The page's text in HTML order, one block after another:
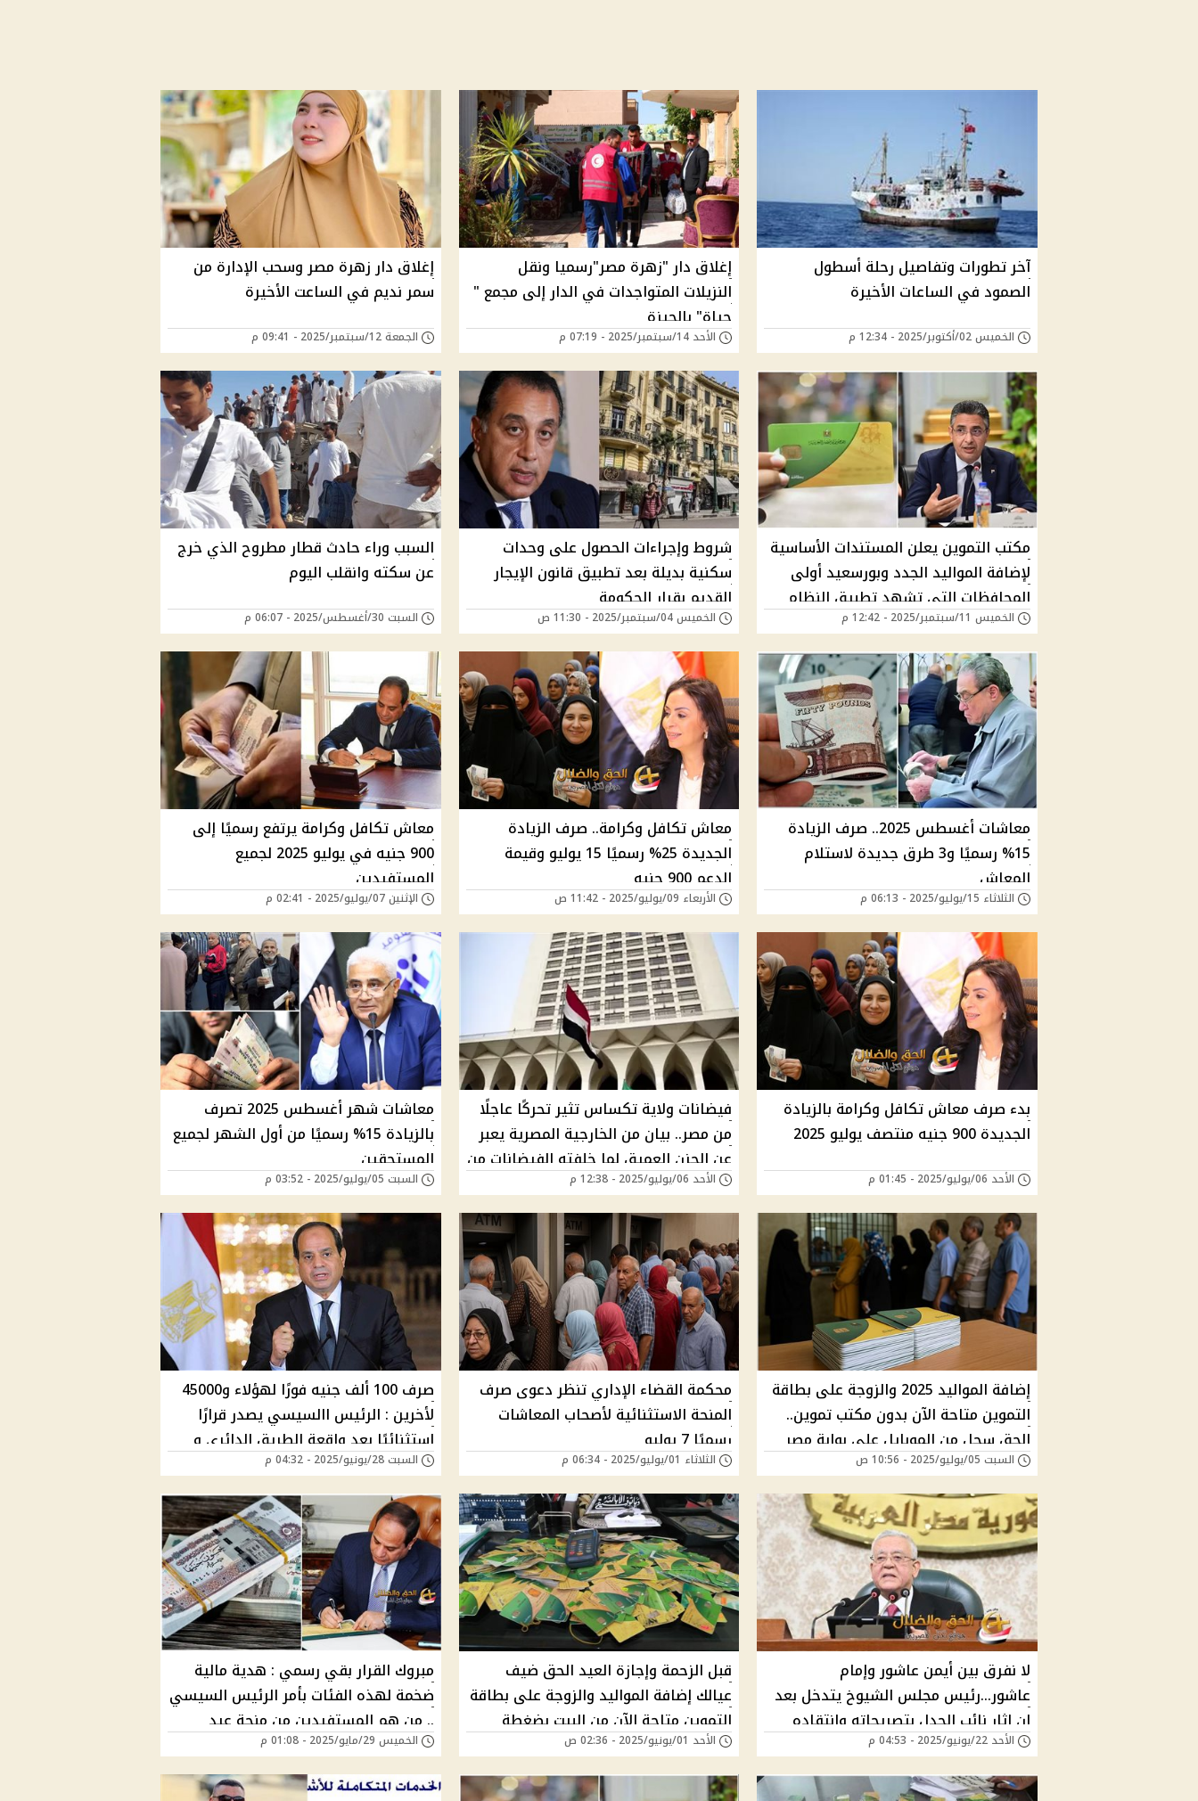
آخر تطورات وتفاصيل رحلة أسطول
الصمود في الساعات الأخيرة
الخميس 02/أكتوبر/2025 - 12:34 م
إغلاق دار "زهرة مصر"رسميا ونقل
النزيلات المتواجدات في الدار إلى مجمع "
حياة" بالجيزة
الأحد 14/سبتمبر/2025 - 07:19 م
إغلاق دار زهرة مصر وسحب الإدارة من
سمر نديم في الساعت الأخيرة
الجمعة 12/سبتمبر/2025 - 09:41 م
مكتب التموين يعلن المستندات الأساسية
لإضافة المواليد الجدد وبورسعيد أولى
المحافظات التي تشهد تطبيق النظام
الجديد
الخميس 11/سبتمبر/2025 - 12:42 م
شروط وإجراءات الحصول على وحدات
سكنية بديلة بعد تطبيق قانون الإيجار
القديم بقرار الحكومة
الخميس 04/سبتمبر/2025 - 11:30 ص
السبب وراء حادث قطار مطروح الذي خرج
عن سكته وانقلب اليوم
السبت 30/أغسطس/2025 - 06:07 م
معاشات أغسطس 2025.. صرف الزيادة
15% رسميًا و3 طرق جديدة لاستلام
المعاش
الثلاثاء 15/يوليو/2025 - 06:13 م
معاش تكافل وكرامة.. صرف الزيادة
الجديدة 25% رسميًا 15 يوليو وقيمة
الدعم 900 جنيه
الأربعاء 09/يوليو/2025 - 11:42 ص
معاش تكافل وكرامة يرتفع رسميًا إلى
900 جنيه في يوليو 2025 لجميع
المستفيدين
الإثنين 07/يوليو/2025 - 02:41 م
بدء صرف معاش تكافل وكرامة بالزيادة
الجديدة 900 جنيه منتصف يوليو 2025
الأحد 06/يوليو/2025 - 01:45 م
فيضانات ولاية تكساس تثير تحركًا عاجلًا
من مصر.. بيان من الخارجية المصرية يعبر
عن الحزن العميق لما خلفته الفيضانات من
خسائر مروعة ومصابين
الأحد 06/يوليو/2025 - 12:38 م
معاشات شهر أغسطس 2025 تصرف
بالزيادة 15% رسميًا من أول الشهر لجميع
المستحقين
السبت 05/يوليو/2025 - 03:52 م
إضافة المواليد 2025 والزوجة على بطاقة
التموين متاحة الآن بدون مكتب تموين..
الحق سجل من الموبايل على بوابة مصر
الرقمية قبل إغلاق الخدمة للفئات
المحددة
السبت 05/يوليو/2025 - 10:56 ص
محكمة القضاء الإداري تنظر دعوى صرف
المنحة الاستثنائية لأصحاب المعاشات
رسميًا 7 يوليو
الثلاثاء 01/يوليو/2025 - 06:34 م
صرف 100 ألف جنيه فورًا لهؤلاء و45000
لأخرين : الرئيس االسيسي يصدر قرارًا
استثنائيًا بعد واقعة الطريق الدائري و
وتوجيهات حاسمة تنفذا فوراً
السبت 28/يونيو/2025 - 04:32 م
لا نفرق بين أيمن عاشور وإمام
عاشور...رئيس مجلس الشيوخ يتدخل بعد
ان اثار نائب الجدل بتصريحاته وانتقاده
لوزارة التعليم العالي
الأحد 22/يونيو/2025 - 04:53 م
قبل الزحمة وإجازة العيد الحق ضيف
عيالك إضافة المواليد والزوجة على بطاقة
التموين متاحة الآن من البيت بضغطة
فقط
الأحد 01/يونيو/2025 - 02:36 ص
مبروك القرار بقي رسمي : هدية مالية
ضخمة لهذه الفئات بأمر الرئيس السيسي
.. من هم المستفيدين من منحة عيد
الأضحى قبل العيد؟
الخميس 29/مايو/2025 - 01:08 م